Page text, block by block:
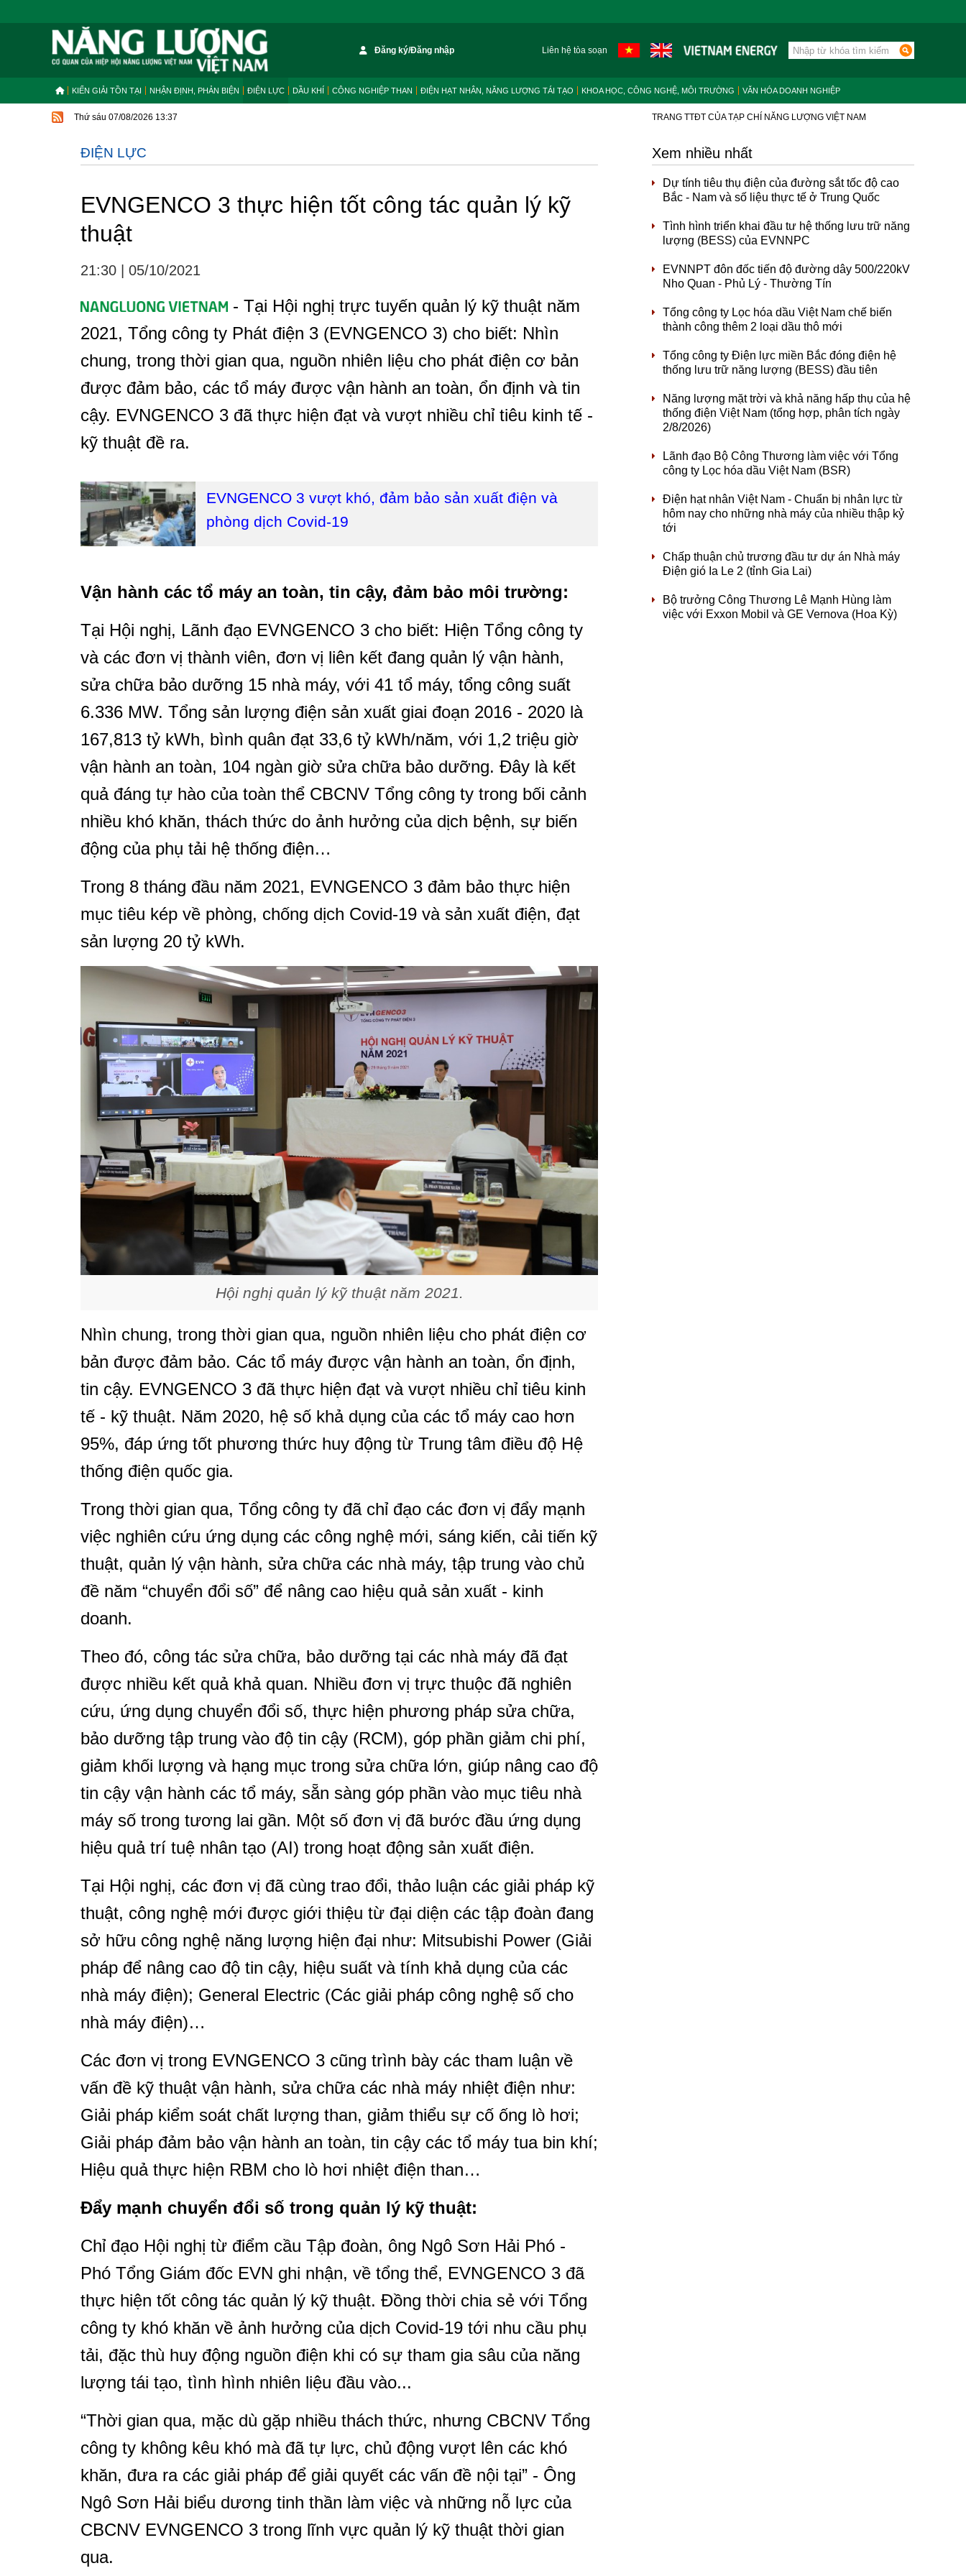
Đăng ký/Đăng nhập Liên hệ tòa soạn
KIẾN GIẢI TỒN TẠI NHẬN ĐỊNH, PHẢN BIỆN ĐIỆN LỰC DẦU KHÍ CÔNG NGHIỆP THAN ĐIỆN HẠT NHÂN, NĂNG LƯỢNG TÁI TẠO KHOA HỌC, CÔNG NGHỆ, MÔI TRƯỜNG VĂN HÓA DOANH NGHIỆP
Thứ sáu 07/08/2026 13:37 TRANG TTĐT CỦA TẠP CHÍ NĂNG LƯỢNG VIỆT NAM
ĐIỆN LỰC
EVNGENCO 3 thực hiện tốt công tác quản lý kỹ
thuật
21:30 05/10/2021
- Tại Hội nghị trực tuyến quản lý kỹ thuật năm
2021, Tổng công ty Phát điện 3 (EVNGENCO 3) cho biết: Nhìn
chung, trong thời gian qua, nguồn nhiên liệu cho phát điện cơ bản
được đảm bảo, các tổ máy được vận hành an toàn, ổn định và tin
cậy. EVNGENCO 3 đã thực hiện đạt và vượt nhiều chỉ tiêu kinh tế -
kỹ thuật đề ra.
EVNGENCO 3 vượt khó, đảm bảo sản xuất điện và
phòng dịch Covid-19
Vận hành các tổ máy an toàn, tin cậy, đảm bảo môi trường:
Tại Hội nghị, Lãnh đạo EVNGENCO 3 cho biết: Hiện Tổng công ty
và các đơn vị thành viên, đơn vị liên kết đang quản lý vận hành,
sửa chữa bảo dưỡng 15 nhà máy, với 41 tổ máy, tổng công suất
6.336 MW. Tổng sản lượng điện sản xuất giai đoạn 2016 - 2020 là
167,813 tỷ kWh, bình quân đạt 33,6 tỷ kWh/năm, với 1,2 triệu giờ
vận hành an toàn, 104 ngàn giờ sửa chữa bảo dưỡng. Đây là kết
quả đáng tự hào của toàn thể CBCNV Tổng công ty trong bối cảnh
nhiều khó khăn, thách thức do ảnh hưởng của dịch bệnh, sự biến
động của phụ tải hệ thống điện…
Trong 8 tháng đầu năm 2021, EVNGENCO 3 đảm bảo thực hiện
mục tiêu kép về phòng, chống dịch Covid-19 và sản xuất điện, đạt
sản lượng 20 tỷ kWh.
Hội nghị quản lý kỹ thuật năm 2021.
Nhìn chung, trong thời gian qua, nguồn nhiên liệu cho phát điện cơ
bản được đảm bảo. Các tổ máy được vận hành an toàn, ổn định,
tin cậy. EVNGENCO 3 đã thực hiện đạt và vượt nhiều chỉ tiêu kinh
tế - kỹ thuật. Năm 2020, hệ số khả dụng của các tổ máy cao hơn
95%, đáp ứng tốt phương thức huy động từ Trung tâm điều độ Hệ
thống điện quốc gia.
Trong thời gian qua, Tổng công ty đã chỉ đạo các đơn vị đẩy mạnh
việc nghiên cứu ứng dụng các công nghệ mới, sáng kiến, cải tiến kỹ
thuật, quản lý vận hành, sửa chữa các nhà máy, tập trung vào chủ
đề năm “chuyển đổi số” để nâng cao hiệu quả sản xuất - kinh
doanh.
Theo đó, công tác sửa chữa, bảo dưỡng tại các nhà máy đã đạt
được nhiều kết quả khả quan. Nhiều đơn vị trực thuộc đã nghiên
cứu, ứng dụng chuyển đổi số, thực hiện phương pháp sửa chữa,
bảo dưỡng tập trung vào độ tin cậy (RCM), góp phần giảm chi phí,
giảm khối lượng và hạng mục trong sửa chữa lớn, giúp nâng cao độ
tin cậy vận hành các tổ máy, sẵn sàng góp phần vào mục tiêu nhà
máy số trong tương lai gần. Một số đơn vị đã bước đầu ứng dụng
hiệu quả trí tuệ nhân tạo (AI) trong hoạt động sản xuất điện.
Tại Hội nghị, các đơn vị đã cùng trao đổi, thảo luận các giải pháp kỹ
thuật, công nghệ mới được giới thiệu từ đại diện các tập đoàn đang
sở hữu công nghệ năng lượng hiện đại như: Mitsubishi Power (Giải
pháp để nâng cao độ tin cậy, hiệu suất và tính khả dụng của các
nhà máy điện); General Electric (Các giải pháp công nghệ số cho
nhà máy điện)…
Các đơn vị trong EVNGENCO 3 cũng trình bày các tham luận về
vấn đề kỹ thuật vận hành, sửa chữa các nhà máy nhiệt điện như:
Giải pháp kiểm soát chất lượng than, giảm thiểu sự cố ống lò hơi;
Giải pháp đảm bảo vận hành an toàn, tin cậy các tổ máy tua bin khí;
Hiệu quả thực hiện RBM cho lò hơi nhiệt điện than…
Đẩy mạnh chuyển đổi số trong quản lý kỹ thuật:
Chỉ đạo Hội nghị từ điểm cầu Tập đoàn, ông Ngô Sơn Hải Phó -
Phó Tổng Giám đốc EVN ghi nhận, về tổng thể, EVNGENCO 3 đã
thực hiện tốt công tác quản lý kỹ thuật. Đồng thời chia sẻ với Tổng
công ty khó khăn về ảnh hưởng của dịch Covid-19 tới nhu cầu phụ
tải, đặc thù huy động nguồn điện khi có sự tham gia sâu của năng
lượng tái tạo, tình hình nhiên liệu đầu vào...
“Thời gian qua, mặc dù gặp nhiều thách thức, nhưng CBCNV Tổng
công ty không kêu khó mà đã tự lực, chủ động vượt lên các khó
khăn, đưa ra các giải pháp để giải quyết các vấn đề nội tại” - Ông
Ngô Sơn Hải biểu dương tinh thần làm việc và những nỗ lực của
CBCNV EVNGENCO 3 trong lĩnh vực quản lý kỹ thuật thời gian
qua.
Xem nhiều nhất
Dự tính tiêu thụ điện của đường sắt tốc độ cao
Bắc - Nam và số liệu thực tế ở Trung Quốc
Tình hình triển khai đầu tư hệ thống lưu trữ năng
lượng (BESS) của EVNNPC
EVNNPT đôn đốc tiến độ đường dây 500/220kV
Nho Quan - Phủ Lý - Thường Tín
Tổng công ty Lọc hóa dầu Việt Nam chế biến
thành công thêm 2 loại dầu thô mới
Tổng công ty Điện lực miền Bắc đóng điện hệ
thống lưu trữ năng lượng (BESS) đầu tiên
Năng lượng mặt trời và khả năng hấp thụ của hệ
thống điện Việt Nam (tổng hợp, phân tích ngày
2/8/2026)
Lãnh đạo Bộ Công Thương làm việc với Tổng
công ty Lọc hóa dầu Việt Nam (BSR)
Điện hạt nhân Việt Nam - Chuẩn bị nhân lực từ
hôm nay cho những nhà máy của nhiều thập kỷ
tới
Chấp thuận chủ trương đầu tư dự án Nhà máy
Điện gió Ia Le 2 (tỉnh Gia Lai)
Bộ trưởng Công Thương Lê Mạnh Hùng làm
việc với Exxon Mobil và GE Vernova (Hoa Kỳ)